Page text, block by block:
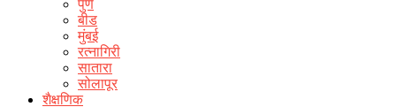
पुणे
बीड
मुंबई
रत्नागिरी
सातारा
सोलापूर
शैक्षणिक